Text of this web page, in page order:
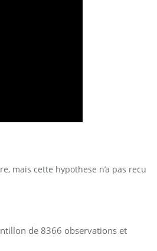
mais cette hypothese n’a pas recu
de 8366 observations et